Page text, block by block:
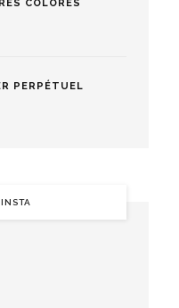
COLORÉS
PERPÉTUEL